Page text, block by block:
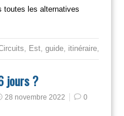
toutes les alternatives
Est, guide, itinéraire,
jours ?
28 novembre 2022
0